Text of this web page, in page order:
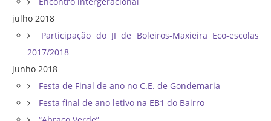
julho 2018
Participação do JI de Boleiros-Maxieira Eco-escolas
2017/2018
junho 2018
Festa de Final de ano no C.E. de Gondemaria
Festa final de ano letivo na EB1 do Bairro